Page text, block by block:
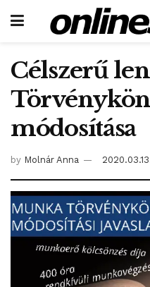
Célszerű
módosítása
by Molnár Anna